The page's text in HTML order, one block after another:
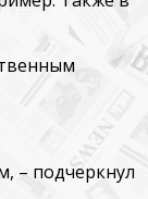
– подчеркнул